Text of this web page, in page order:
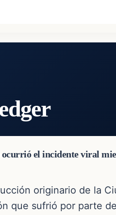
el incidente viral
originario de la
que sufrió por parte